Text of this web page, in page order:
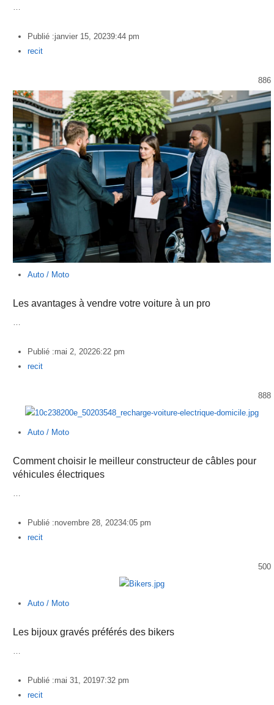
…
Publié :janvier 15, 20239:44 pm
Author
recit
886
Auto / Moto
Les avantages à vendre votre voiture à un pro
Publié :mai 2, 20226:22 pm
Author
recit
888
Auto / Moto
Comment choisir le meilleur constructeur de câbles pour
véhicules électriques
Publié :novembre 28, 20234:05 pm
Author
recit
500
Auto / Moto
Les bijoux gravés préférés des bikers
Publié :mai 31, 20197:32 pm
Author
recit